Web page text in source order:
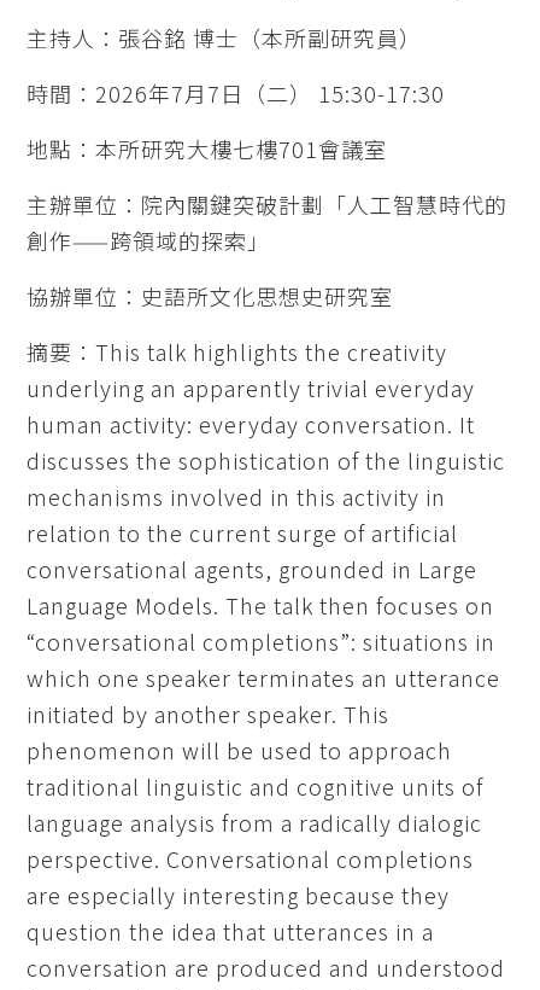
主持人：張谷銘 博士（本所副研究員）
時間：2026年7月7日（二） 15:30-17:30
地點：本所研究大樓七樓701會議室
主辦單位：院內關鍵突破計劃「人工智慧時代的
創作——跨領域的探索」
協辦單位：史語所文化思想史研究室
摘要：This talk highlights the creativity
underlying an apparently trivial everyday
human activity: everyday conversation. It
discusses the sophistication of the linguistic
mechanisms involved in this activity in
relation to the current surge of artificial
conversational agents, grounded in Large
Language Models. The talk then focuses on
“conversational completions”: situations in
which one speaker terminates an utterance
initiated by another speaker. This
phenomenon will be used to approach
traditional linguistic and cognitive units of
language analysis from a radically dialogic
perspective. Conversational completions
are especially interesting because they
question the idea that utterances in a
conversation are produced and understood